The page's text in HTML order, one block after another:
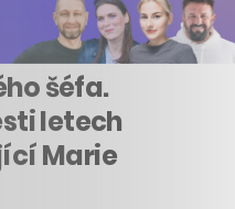
šéfa.
letech
Marie